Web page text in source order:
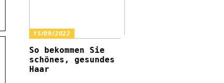
15/09/2022
So bekommen Sie
schönes, gesundes
Haar